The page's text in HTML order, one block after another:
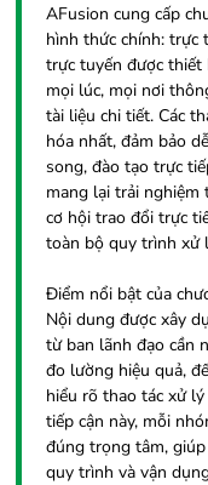
AFusion cung cấp
hình thức chính: trực
trực tuyến được thiết
mọi lúc, mọi nơi
tài liệu chi tiết. Các
hóa nhất, đảm bảo
song, đào tạo trực
mang lại trải nghiệm
cơ hội trao đổi trực
toàn bộ quy trình xử
Điểm nổi bật của
Nội dung được xây
từ ban lãnh đạo cần
đo lường hiệu quả,
hiểu rõ thao tác xử
tiếp cận này, mỗi
đúng trọng tâm,
quy trình và vận